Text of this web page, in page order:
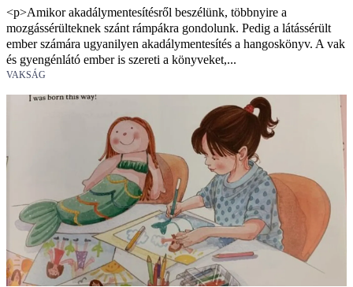
<p>Amikor akadálymentesítésről beszélünk, többnyire a
mozgássérülteknek szánt rámpákra gondolunk. Pedig a látássérült
ember számára ugyanilyen akadálymentesítés a hangoskönyv. A vak
és gyengénlátó ember is szereti a könyveket,...
VAKSÁG